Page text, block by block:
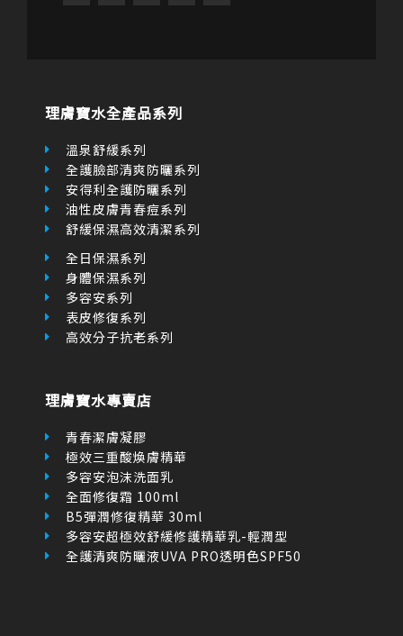
c
f
s u n p
理膚寶水全產品系列
溫泉舒緩系列
全護臉部清爽防曬系列
安得利全護防曬系列
油性皮膚青春痘系列
舒緩保濕高效清潔系列
全日保濕系列
身體保濕系列
多容安系列
表皮修復系列
高效分子抗老系列
理膚寶水專賣店
青春潔膚凝膠
極效三重酸煥膚精華
多容安泡沫洗面乳
全面修復霜 100ml
B5彈潤修復精華 30ml
多容安超極效舒緩修護精華乳-輕潤型
全護清爽防曬液UVA PRO透明色SPF50